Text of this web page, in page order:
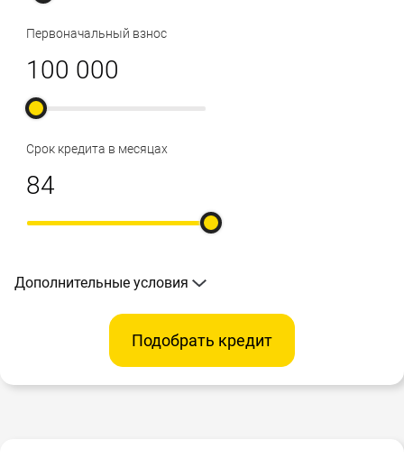
Первоначальный взнос
Срок кредита в месяцах
Дополнительные условия
Подобрать кредит